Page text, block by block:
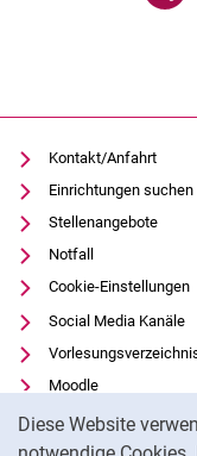
Diese Website
Kontakt/Anfahrt
Einrichtungen suchen
Stellenangebote
Notfall
Cookie-Einstellungen
Social Media Kanäle
Moodle
Panopto
Universitätsbibliothek